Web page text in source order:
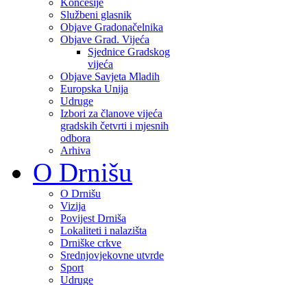
Koncesije
Službeni glasnik
Objave Gradonačelnika
Objave Grad. Vijeća
Sjednice Gradskog
vijeća
Objave Savjeta Mladih
Europska Unija
Udruge
Izbori za članove vijeća
gradskih četvrti i mjesnih
odbora
Arhiva
O Drnišu
O Drnišu
Vizija
Povijest Drniša
Lokaliteti i nalazišta
Drniške crkve
Srednjovjekovne utvrde
Sport
Udruge